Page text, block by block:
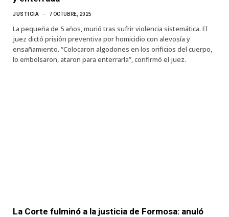
JUSTICIA 7 OCTUBRE, 2025
La pequeña de 5 años, murió tras sufrir violencia sistemática. El
juez dictó prisión preventiva por homicidio con alevosía y
ensañamiento. “Colocaron algodones en los orificios del cuerpo,
lo embolsaron, ataron para enterrarla”, confirmó el juez.
La Corte fulminó a la justicia de Formosa: anuló